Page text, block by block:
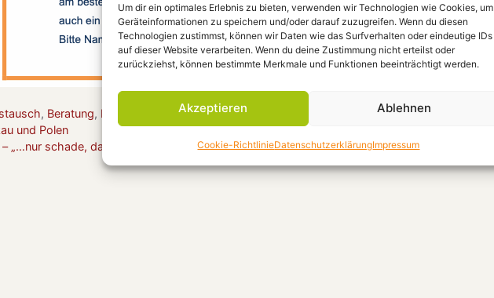
Um dir ein optimales Erlebnis zu bieten, verwenden wir Technologien wie Cookies, um
Geräteinformationen zu speichern und/oder darauf zuzugreifen. Wenn du diesen
Technologien zustimmst, können wir Daten wie das Surfverhalten oder eindeutige IDs
auf dieser Website verarbeiten. Wenn du deine Zustimmung nicht erteilst oder
zurückziehst, können bestimmte Merkmale und Funktionen beeinträchtigt werden.
Akzeptieren Ablehnen
Cookie-RichtlinieDatenschutzerklärungImpressum
, Beratung, Nachbarschaftshilfe
und Polen
„…nur schade, dass sie hinkt!“